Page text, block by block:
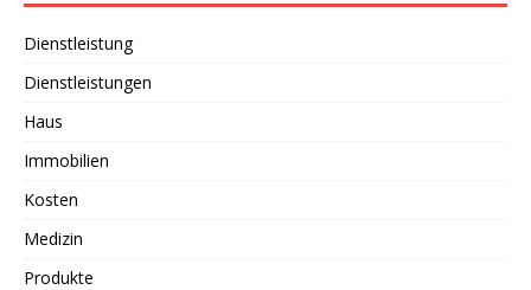
Dienstleistung
Dienstleistungen
Haus
Immobilien
Kosten
Medizin
Produkte